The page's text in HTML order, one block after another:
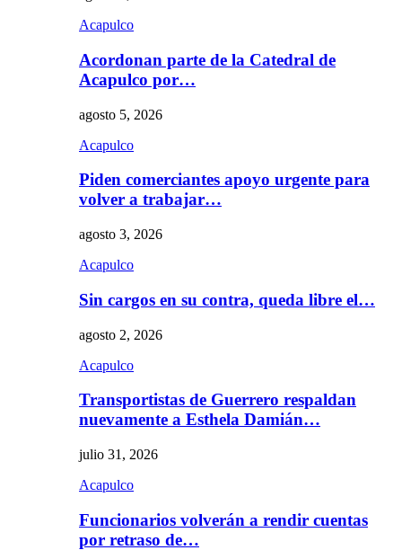
Acapulco
Acordonan parte de la Catedral de
Acapulco por…
agosto 5, 2026
Acapulco
Piden comerciantes apoyo urgente para
volver a trabajar…
agosto 3, 2026
Acapulco
Sin cargos en su contra, queda libre el…
agosto 2, 2026
Acapulco
Transportistas de Guerrero respaldan
nuevamente a Esthela Damián…
julio 31, 2026
Acapulco
Funcionarios volverán a rendir cuentas
por retraso de…